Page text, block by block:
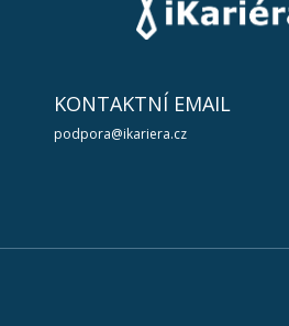
KONTAKTNÍ EMAIL
podpora@ikariera.cz